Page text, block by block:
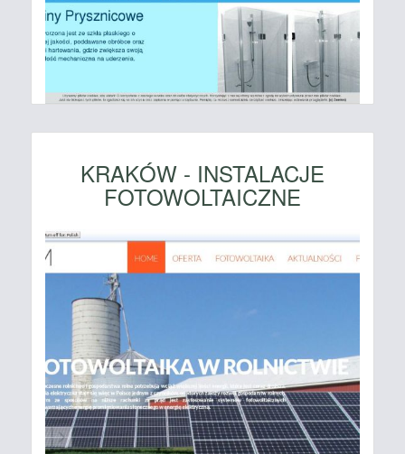
KRAKÓW - INSTALACJE
FOTOWOLTAICZNE